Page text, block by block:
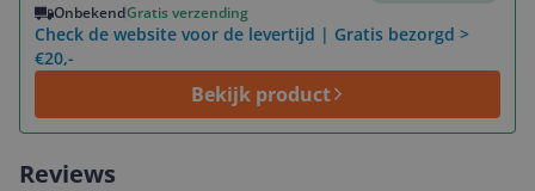
OnbekendGratis verzending
Check de website voor de levertijd | Gratis bezorgd >
€20,-
Bekijk product
Reviews